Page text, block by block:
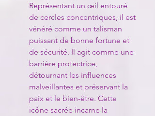
Représentant un œil entouré
de cercles concentriques, il est
vénéré comme un talisman
puissant de bonne fortune et
de sécurité. Il agit comme une
barrière protectrice,
détournant les influences
malveillantes et préservant la
paix et le bien-être. Cette
icône sacrée incarne la